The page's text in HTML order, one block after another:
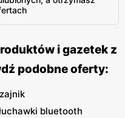
i gazetek z
podobne oferty:
bluetooth